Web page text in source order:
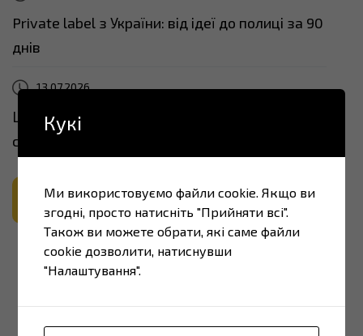
Private label з України: від ідеї до полиці за 90
днів
13.07.2026
Що таке DDP: умови поставки, обов’язки
сторін та коли це вигідно
ВСІ НОВИНИ
Кукі
Ми використовуємо файли cookie. Якщо ви
згодні, просто натисніть "Прийняти всі".
Також ви можете обрати, які саме файли
cookie дозволити, натиснувши
"Налаштування".